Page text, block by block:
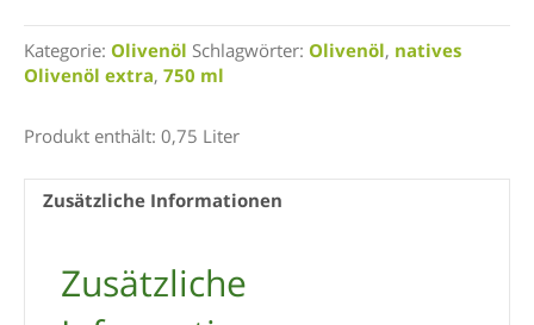
|
750
ml
Kategorie: Olivenöl Schlagwörter: Olivenöl, natives
Olivenöl extra, 750 ml
Produkt enthält: 0,75 Liter
Zusätzliche Informationen
Zusätzliche